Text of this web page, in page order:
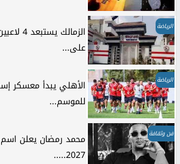
الرياضة
على...
الرياضة
الأهلي يبدأ معسكر
للموسم...
فن وثقافة
محمد رمضان يعلن
2027.....